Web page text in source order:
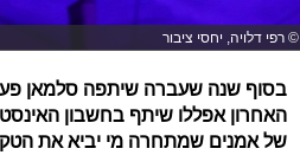
© רפי דלויה, יחסי ציבור
בסוף שנה שעברה שיתפה סלמאן
האחרון אפללו שיתף בחשבון
של אמנים שמתחרה מי יביא את